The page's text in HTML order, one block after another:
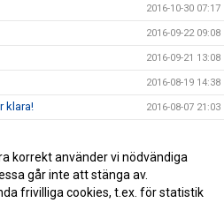
2016-10-30 07:17
2016-09-22 09:08
2016-09-21 13:08
2016-08-19 14:38
klara! 2016-08-07 21:03
2016-07-12 08:26
2016-07-12 08:20
korrekt använder vi nödvändiga
går inte att stänga av.
frivilliga cookies, t.ex. för statistik